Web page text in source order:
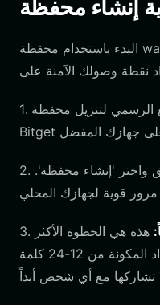
البدء باستخدام محفظة wanny أمر مباشر. اتبع هذه الخطوات
1. الرسمي لتنزيل محفظة
2. واختر 'إنشاء محفظة'.
3. هذه هي الخطوة الأكثر
أهمية. اكتب عبارة الاسترداد المكونة من 12-24 كلمة